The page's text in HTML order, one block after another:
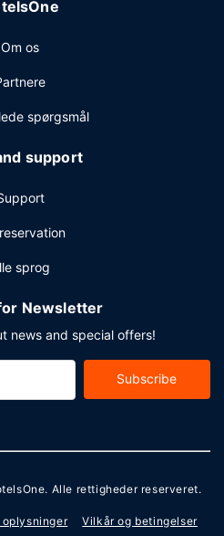
adgang til gratis
du et arrangement i
af konferencelokaler
lufthavnstransport tur-
gratis selvstændig parkering
Om os
spørgsmål
support
sprog
Newsletter
news and special offers!
Subscribe
. Alle rettigheder reserveret.
Vilkår og betingelser